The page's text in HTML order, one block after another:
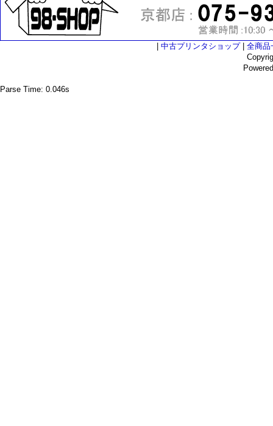
中古プリンタショップ| 全商品
Parse Time: 0.046s